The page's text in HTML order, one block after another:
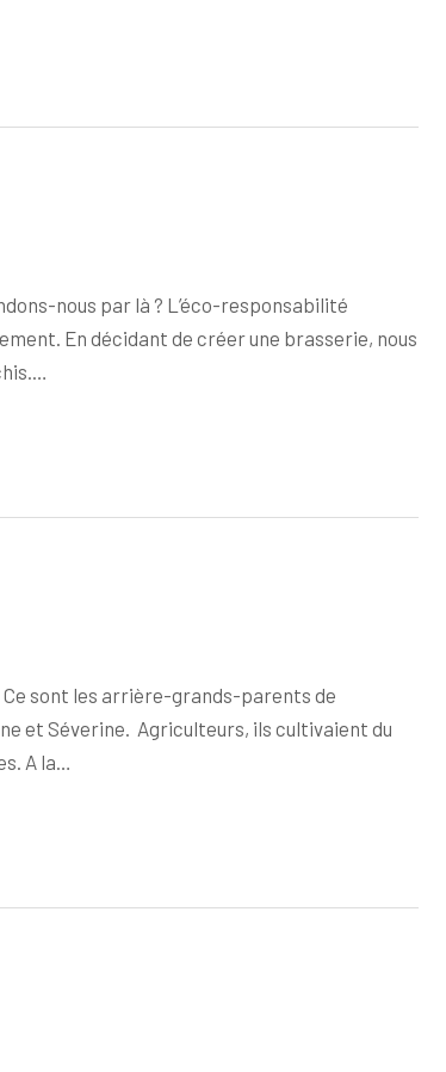
nous par là ? L’éco-responsabilité
En décidant de créer une brasserie, nous
Ce sont les arrière-grands-parents de
et Séverine. Agriculteurs, ils cultivaient du
A la…